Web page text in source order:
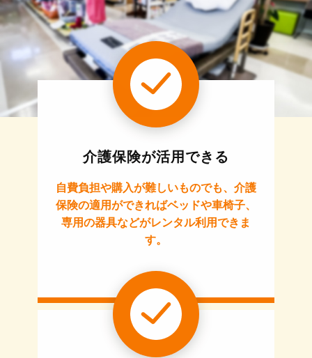
介護保険が活用できる
自費負担や購入が難しいものでも、介護
保険の適用ができればベッドや車椅子、
専用の器具などがレンタル利用できま
す。